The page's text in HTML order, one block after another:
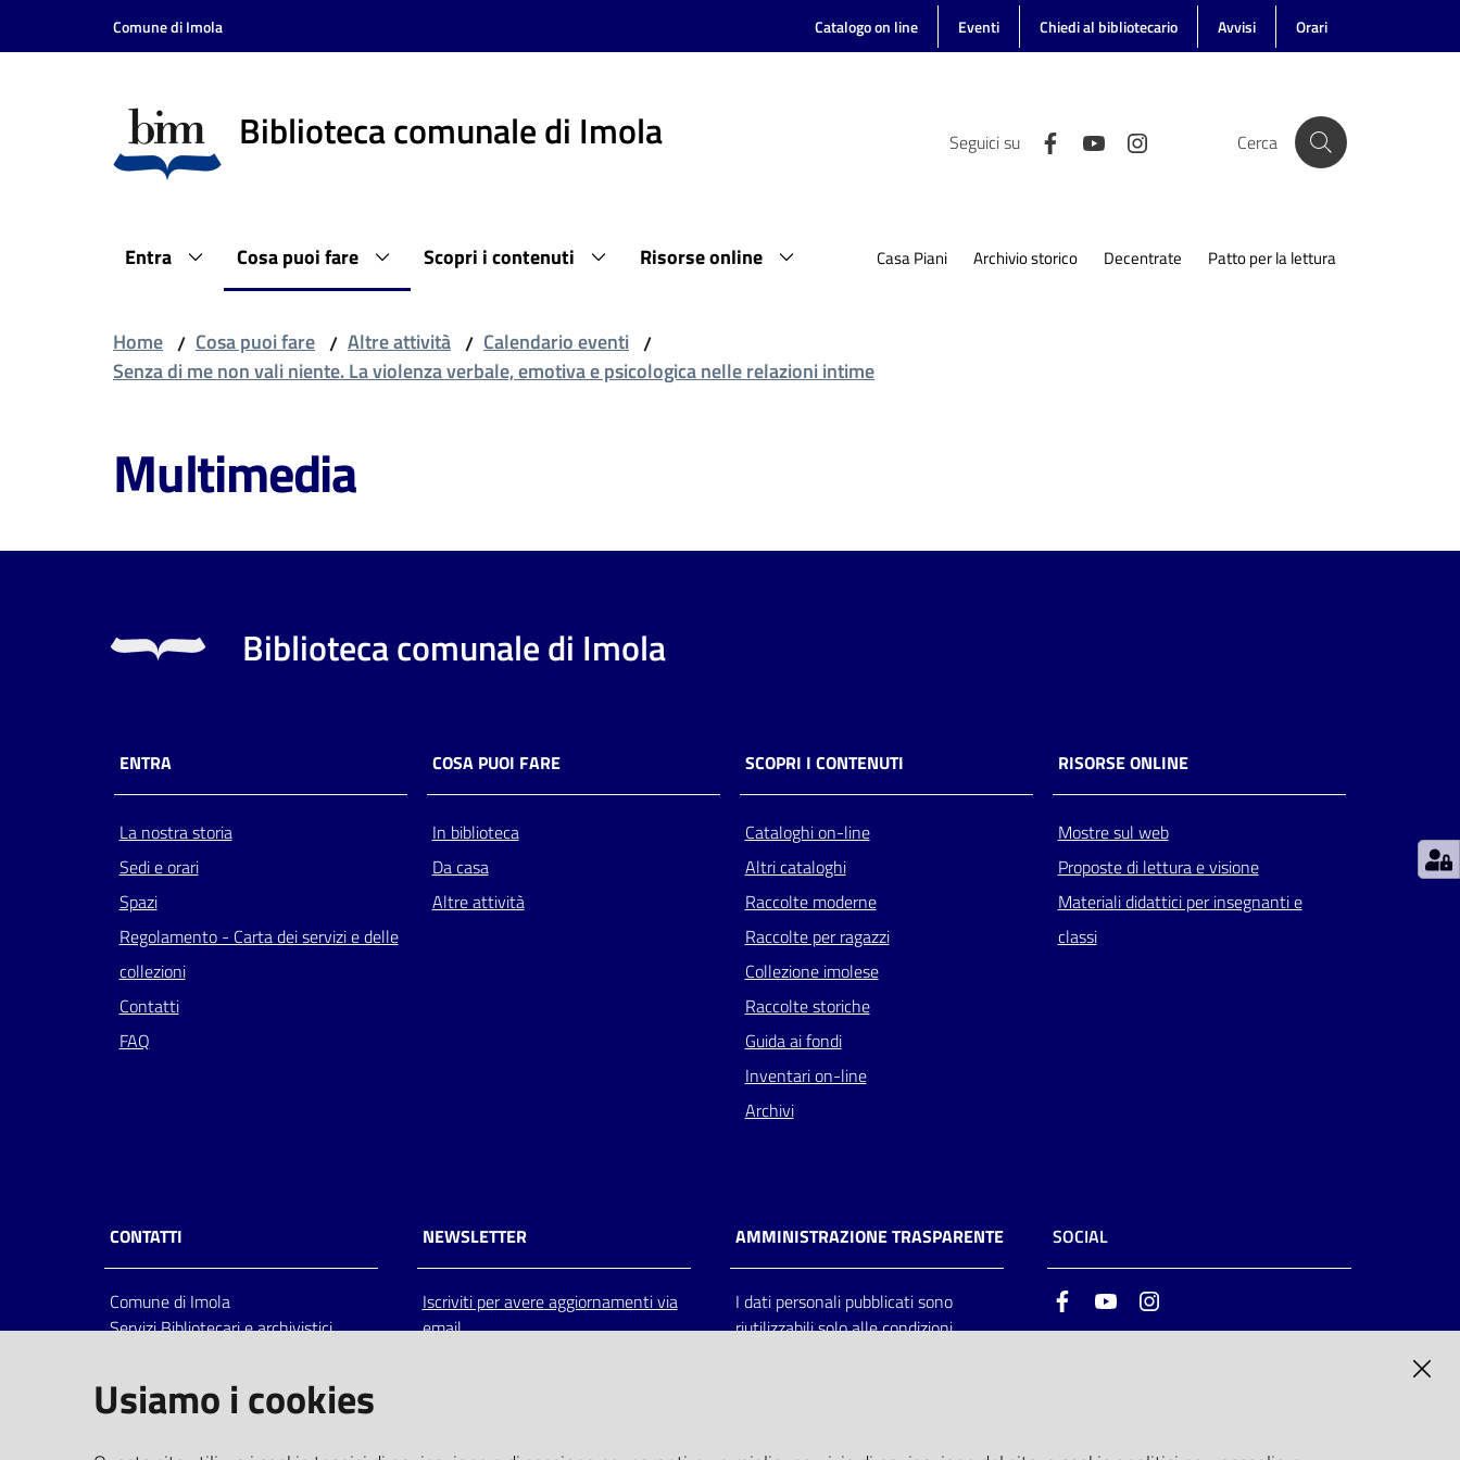
Vai al contenuto
Vai alla navigazione
Comune di Imola Catalogo on line Eventi Chiedi al bibliotecario Avvisi Orari
Biblioteca comunale di Imola Seguici su Cerca
Entra Cosa puoi fare Scopri i contenuti Risorse online Casa Piani Archivio storico Decentrate Patto per la lettura
Home / Cosa puoi fare / Altre attività / Calendario eventi /
Senza di me non vali niente. La violenza verbale, emotiva e psicologica nelle relazioni intime
Multimedia
Biblioteca comunale di Imola
ENTRA
La nostra storia
Sedi e orari
Spazi
Regolamento - Carta dei servizi e delle
collezioni
Contatti
FAQ
COSA PUOI FARE
In biblioteca
Da casa
Altre attività
SCOPRI I CONTENUTI
Cataloghi on-line
Altri cataloghi
Raccolte moderne
Raccolte per ragazzi
Collezione imolese
Raccolte storiche
Guida ai fondi
Inventari on-line
Archivi
RISORSE ONLINE
Mostre sul web
Proposte di lettura e visione
Materiali didattici per insegnanti e
classi
CONTATTI
Comune di Imola
Servizi Bibliotecari e archivistici
Italia
centralino: tel 0542.6026.36 fax
NEWSLETTER
Iscriviti per avere aggiornamenti via
email
AMMINISTRAZIONE TRASPARENTE
I dati personali pubblicati sono
riutilizzabili solo alle condizioni
SOCIAL
FacebookYoutube
Usiamo i cookies